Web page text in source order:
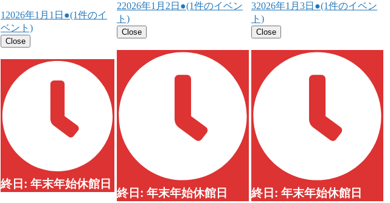
1 2026年1月1日 ●(1件のイ
ベント)
Close
終日: 年末年始休館日
22026年1月2日 ●(1件のイベン
ト)
Close
終日: 年末年始休館日
32026年1月3日 ●(1件のイベン
ト)
Close
終日: 年末年始休館日